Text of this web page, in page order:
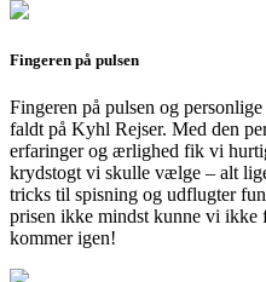
Fingeren på pulsen
Fingeren på pulsen og
faldt på Kyhl Rejser. Med den
erfaringer og ærlighed fik vi
krydstogt vi skulle vælge – alt
tricks til spisning og udflugter
prisen ikke mindst kunne vi ikke
kommer igen!